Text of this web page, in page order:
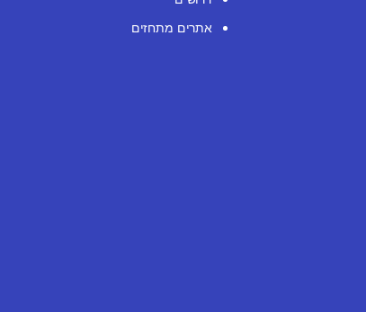
אתרים מתחזים